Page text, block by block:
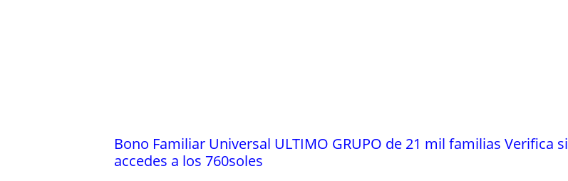
Bono Familiar Universal ULTIMO GRUPO de 21 mil familias Verifica si
accedes a los 760soles